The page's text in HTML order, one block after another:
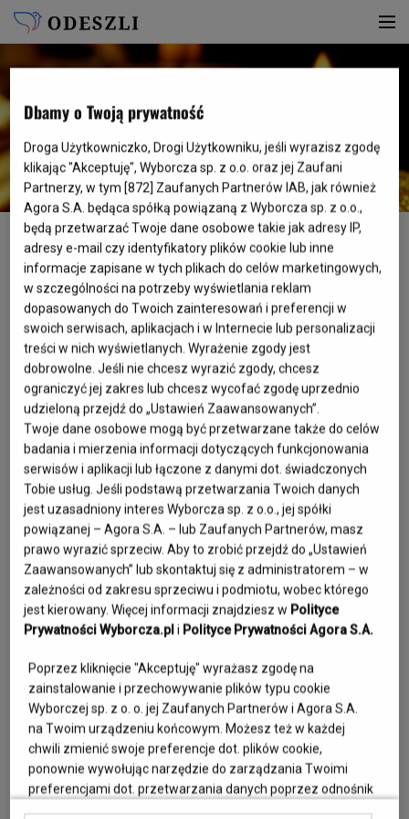
Rafał Zacharkiewicz
Ur.09.10.1976 Zm.31.08.1996
Poinformuj innych
WSPOMNIENIE
31 sierpnia 1996 roku wszystko, co miało sens,
odeszło razem z Tobą, a my wciąż nie rozumiemy, jak to
możliwe...
Byłeś wielkim miłośnikiem sportu w szczególności piłki
nożnej. Bardzo ceniłeś rodzinę, przywiązywałeś wagę do
rodzinnych relacji i  tradycji.
Dla nas pozostaniesz wzorem Brata, na którego zawsze
Zostawiłeś kilkanaście lat wspomnień i pamięć
o najlepszych chwilach naszego życia.
Dbamy o Twoją prywatność
Droga Użytkowniczko, Drogi Użytkowniku, jeśli wyrazisz zgodę
klikając "Akceptuję", Wyborcza sp. z o.o. oraz jej Zaufani
Partnerzy, w tym [872] Zaufanych Partnerów IAB, jak również
Agora S.A. będąca spółką powiązaną z Wyborcza sp. z o.o.,
będą przetwarzać Twoje dane osobowe takie jak adresy IP,
adresy e-mail czy identyfikatory plików cookie lub inne
informacje zapisane w tych plikach do celów marketingowych,
w szczególności na potrzeby wyświetlania reklam
dopasowanych do Twoich zainteresowań i preferencji w
swoich serwisach, aplikacjach i w Internecie lub personalizacji
treści w nich wyświetlanych. Wyrażenie zgody jest
dobrowolne. Jeśli nie chcesz wyrazić zgody, chcesz
ograniczyć jej zakres lub chcesz wycofać zgodę uprzednio
udzieloną przejdź do „Ustawień Zaawansowanych”.
Twoje dane osobowe mogą być przetwarzane także do celów
badania i mierzenia informacji dotyczących funkcjonowania
serwisów i aplikacji lub łączone z danymi dot. świadczonych
Tobie usług. Jeśli podstawą przetwarzania Twoich danych
jest uzasadniony interes Wyborcza sp. z o.o., jej spółki
powiązanej – Agora S.A. – lub Zaufanych Partnerów, masz
prawo wyrazić sprzeciw. Aby to zrobić przejdź do „Ustawień
Zaawansowanych” lub skontaktuj się z administratorem – w
zależności od zakresu sprzeciwu i podmiotu, wobec którego
jest kierowany. Więcej informacji znajdziesz w Polityce
Prywatności Wyborcza.pl i Polityce Prywatności Agora S.A.
Poprzez kliknięcie "Akceptuję" wyrażasz zgodę na
zainstalowanie i przechowywanie plików typu cookie
Wyborczej sp. z o. o. jej Zaufanych Partnerów i Agora S.A.
na Twoim urządzeniu końcowym. Możesz też w każdej
chwili zmienić swoje preferencje dot. plików cookie,
ponownie wywołując narzędzie do zarządzania Twoimi
preferencjami dot. przetwarzania danych poprzez odnośnik